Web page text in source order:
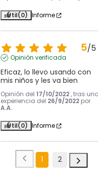
Útil(0) Informe
5/5
Opinión verificada
Eficaz, lo llevo usando con
mis niños y les va bien
Opinión del 17/10/2022 , tras
experiencia del 26/9/2022 por
A.A.
Útil(0) Informe
1 2